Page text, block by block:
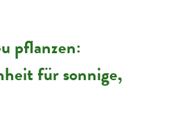
pflanzen:
für sonnige,